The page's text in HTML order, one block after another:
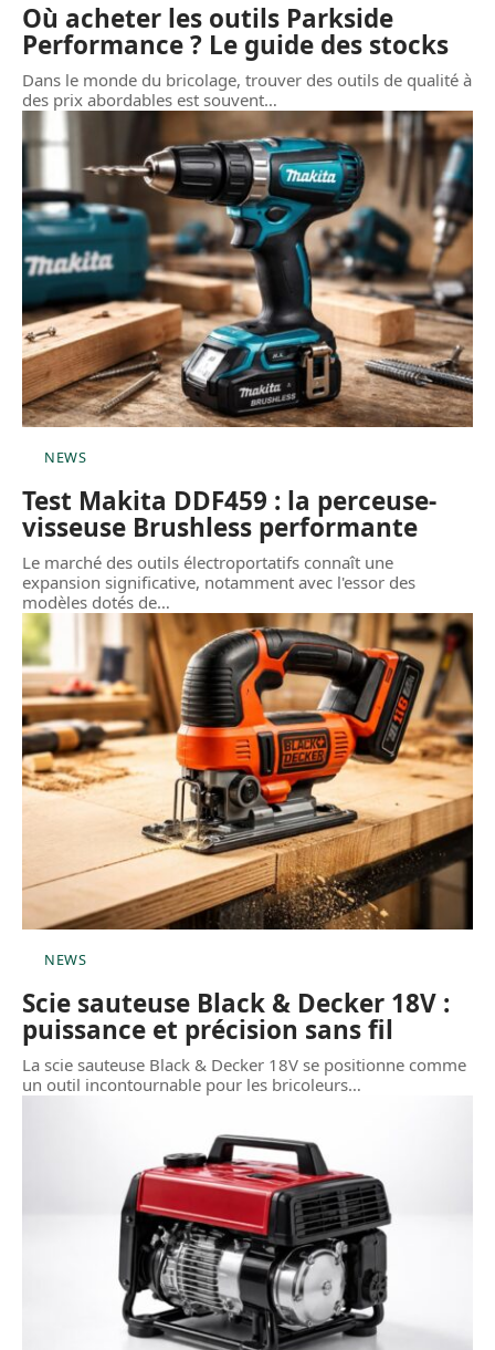
Où acheter les outils Parkside
Performance ? Le guide des stocks
Dans le monde du bricolage, trouver des outils de qualité à
des prix abordables est souvent…
NEWS
Test Makita DDF459 : la perceuse-
visseuse Brushless performante
Le marché des outils électroportatifs connaît une
expansion significative, notamment avec l'essor des
modèles dotés de…
NEWS
Scie sauteuse Black & Decker 18V :
puissance et précision sans fil
La scie sauteuse Black & Decker 18V se positionne comme
un outil incontournable pour les bricoleurs…